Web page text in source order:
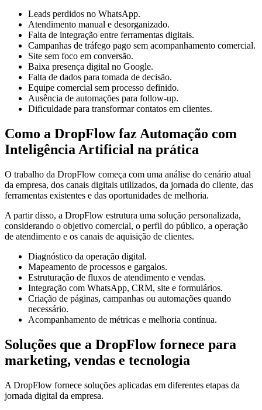
Leads perdidos no WhatsApp.
Atendimento manual e desorganizado.
Falta de integração entre ferramentas digitais.
Campanhas de tráfego pago sem acompanhamento comercial.
Site sem foco em conversão.
Baixa presença digital no Google.
Falta de dados para tomada de decisão.
Equipe comercial sem processo definido.
Ausência de automações para follow-up.
Dificuldade para transformar contatos em clientes.
Como a DropFlow faz Automação com
Inteligência Artificial na prática
O trabalho da DropFlow começa com uma análise do cenário atual
da empresa, dos canais digitais utilizados, da jornada do cliente, das
ferramentas existentes e das oportunidades de melhoria.
A partir disso, a DropFlow estrutura uma solução personalizada,
considerando o objetivo comercial, o perfil do público, a operação
de atendimento e os canais de aquisição de clientes.
Diagnóstico da operação digital.
Mapeamento de processos e gargalos.
Estruturação de fluxos de atendimento e vendas.
Integração com WhatsApp, CRM, site e formulários.
Criação de páginas, campanhas ou automações quando
necessário.
Acompanhamento de métricas e melhoria contínua.
Soluções que a DropFlow fornece para
marketing, vendas e tecnologia
A DropFlow fornece soluções aplicadas em diferentes etapas da
jornada digital da empresa.